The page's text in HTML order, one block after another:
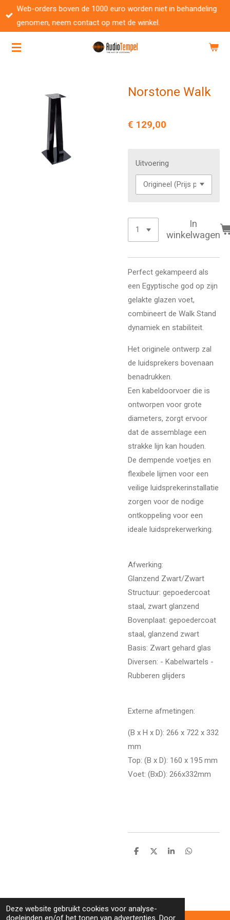
Deze website gebruikt cookies voor analyse-
doeleinden en/of het tonen van advertenties. Door
Ga
direct
de
Web-orders boven de 1000 euro worden niet in behandeling
genomen, neem contact op met de winkel.
Norstone Walk
€ 129,00
Uitvoering
In
winkelwagen
Perfect gekampeerd als
een Egyptische god op zijn
gelakte glazen voet,
combineert de Walk Stand
dynamiek en stabiliteit.
Het originele ontwerp zal
de luidsprekers bovenaan
benadrukken.
Een kabeldoorvoer die is
ontworpen voor grote
diameters, zorgt ervoor
dat de assemblage een
strakke lijn kan houden.
De dempende voetjes en
flexibele lijmen voor een
veilige luidsprekerinstallatie
zorgen voor de nodige
ontkoppeling voor een
ideale luidsprekerwerking.
Afwerking:
Glanzend Zwart/Zwart
Structuur: gepoedercoat
staal, zwart glanzend
Bovenplaat: gepoedercoat
staal, glanzend zwart
Basis: Zwart gehard glas
Diversen: - Kabelwartels -
Rubberen glijders
Externe afmetingen:
(B x H x D): 266 x 722 x 332
mm
Top: (B x D): 160 x 195 mm
Voet: (BxD): 266x332mm
D
D
S
D